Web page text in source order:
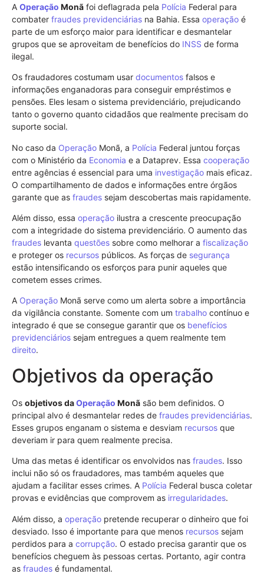
A Operação Monã foi deflagrada pela Polícia Federal para
combater fraudes previdenciárias na Bahia. Essa operação é
parte de um esforço maior para identificar e desmantelar
grupos que se aproveitam de benefícios do INSS de forma
ilegal.
Os fraudadores costumam usar documentos falsos e
informações enganadoras para conseguir empréstimos e
pensões. Eles lesam o sistema previdenciário, prejudicando
tanto o governo quanto cidadãos que realmente precisam do
suporte social.
No caso da Operação Monã, a Polícia Federal juntou forças
com o Ministério da Economia e a Dataprev. Essa cooperação
entre agências é essencial para uma investigação mais eficaz.
O compartilhamento de dados e informações entre órgãos
garante que as fraudes sejam descobertas mais rapidamente.
Além disso, essa operação ilustra a crescente preocupação
com a integridade do sistema previdenciário. O aumento das
fraudes levanta questões sobre como melhorar a fiscalização
e proteger os recursos públicos. As forças de segurança
estão intensificando os esforços para punir aqueles que
cometem esses crimes.
A Operação Monã serve como um alerta sobre a importância
da vigilância constante. Somente com um trabalho contínuo e
integrado é que se consegue garantir que os benefícios
previdenciários sejam entregues a quem realmente tem
direito.
Objetivos da operação
Os objetivos daOperação Monã são bem definidos. O
principal alvo é desmantelar redes de fraudes previdenciárias.
Esses grupos enganam o sistema e desviam recursos que
deveriam ir para quem realmente precisa.
Uma das metas é identificar os envolvidos nas fraudes. Isso
inclui não só os fraudadores, mas também aqueles que
ajudam a facilitar esses crimes. A Polícia Federal busca coletar
provas e evidências que comprovem as irregularidades.
Além disso, a operação pretende recuperar o dinheiro que foi
desviado. Isso é importante para que menos recursos sejam
perdidos para a corrupção. O estado precisa garantir que os
benefícios cheguem às pessoas certas. Portanto, agir contra
as fraudes é fundamental.